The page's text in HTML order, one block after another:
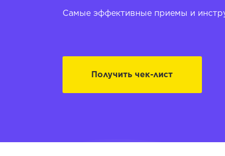
Самые эффективные приемы и
Получить чек-лист